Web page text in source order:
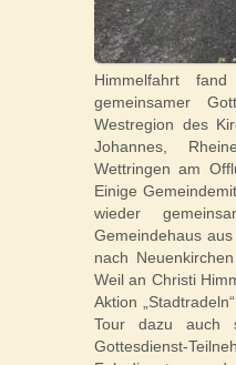
Himmelfahrt
gemeinsamer
Westregion des
Johannes,
Wettringen am
Einige
wieder
Gemeindehaus
nach
Weil an Christi
Aktion
Tour dazu auch
Gottesdienst-